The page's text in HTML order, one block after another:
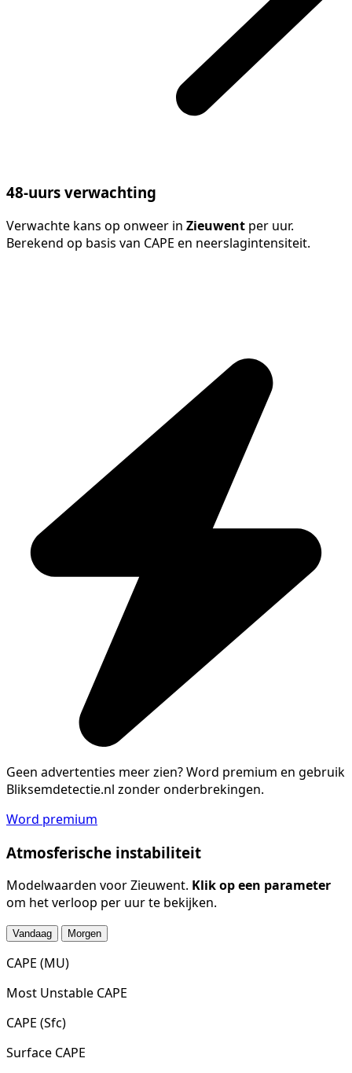
48-uurs verwachting
Verwachte kans op onweer in Zieuwent per uur.
Berekend op basis van CAPE en neerslagintensiteit.
Geen advertenties meer zien?Word premium en gebruik
Bliksemdetectie.nl zonder onderbrekingen.
Word premium
Atmosferische instabiliteit
Modelwaarden voor Zieuwent. Klik op een parameter
om het verloop per uur te bekijken.
Vandaag Morgen
CAPE (MU)
Most Unstable CAPE
CAPE (Sfc)
Surface CAPE